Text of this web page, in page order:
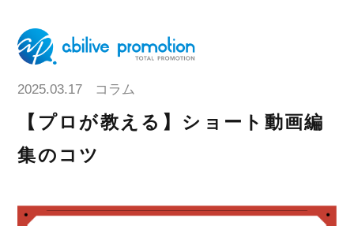
2025.03.17 コラム
【プロが教える】ショート動画編
集のコツ